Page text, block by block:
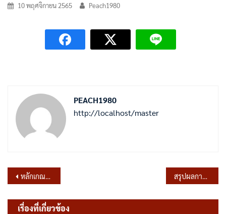
10 พฤศจิกายน 2565 Peach1980
PEACH1980
http://localhost/master
แนะแนว
เรื่อง
หลักเกณฑ์และเงื่อนไขเกี่ยวกับการประเมินตำแหน่งและวิทยฐานะสำหรับข้าราชการหรือพนักงานครูและบุคลากรทางการศึกษา องค์กรปกครองส่วนท้องถิ่น พ.ศ.2565 สรุปผลการดำเนินการจัดซื้อจัดจ้างในรอบเดือน พฤศจิกายน 2565
เรื่องที่เกี่ยวข้อง